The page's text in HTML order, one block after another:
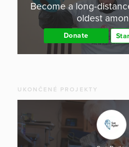
Become a long-
oldest
Donate
UKONČENÉ PROJEKTY